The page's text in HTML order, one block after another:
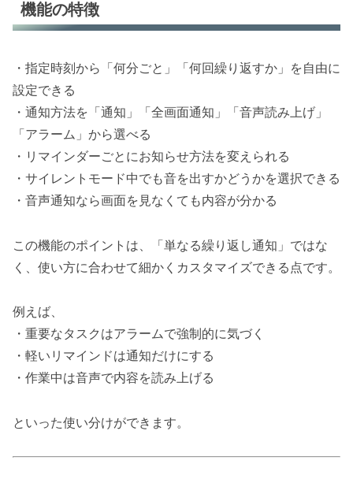
使い方（10分ごとのリピート設定）
シーン別の使用例
仕事のタスク管理
水分補給の習慣化
薬の飲み忘れ防止
機能の特徴
・指定時刻から「何分ごと」「何回繰り返すか」を自由に
設定できる
・通知方法を「通知」「全画面通知」「音声読み上げ」
「アラーム」から選べる
・リマインダーごとにお知らせ方法を変えられる
・サイレントモード中でも音を出すかどうかを選択できる
・音声通知なら画面を見なくても内容が分かる
この機能のポイントは、「単なる繰り返し通知」ではな
く、使い方に合わせて細かくカスタマイズできる点です。
例えば、
・重要なタスクはアラームで強制的に気づく
・軽いリマインドは通知だけにする
・作業中は音声で内容を読み上げる
といった使い分けができます。